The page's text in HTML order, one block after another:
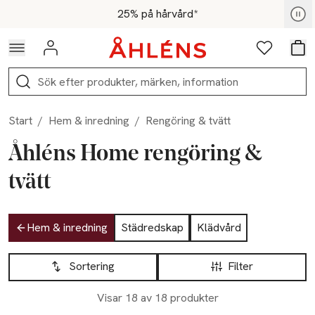
Hoppa till navigationsmenyn25% på hårvård*
För medlemmar - Shoppa nu
Logga in Favoriter
Sök
Start / Hem & inredning / Rengöring & tvätt
Åhléns Home rengöring &
tvätt
Hoppa till produktsidan
Hem & inredning Städredskap
Klädvård
Hoppa till produktsidan
Filter
Sortering
Visar 18 av 18 produkter
Lista över produkter